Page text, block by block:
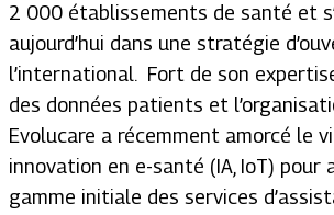
2 000 établissements de santé et
aujourd’hui dans une stratégie
l’international. Fort de son
des données patients et
Evolucare a récemment amorcé le
innovation en e-santé (IA, IoT) pour
gamme initiale des services